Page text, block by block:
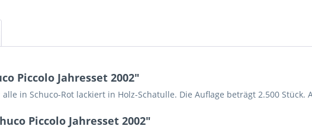
Piccolo Jahresset 2002"
in Schuco-Rot lackiert in Holz-Schatulle. Die Auflage beträgt 2.500 Stück.
Piccolo Jahresset 2002"